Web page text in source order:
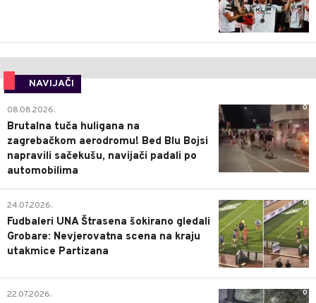
NAVIJAČI
0
08.08.2026.
Brutalna tuča huligana na
zagrebačkom aerodromu! Bed Blu Bojsi
napravili sačekušu, navijači padali po
automobilima
0
24.07.2026.
Fudbaleri UNA Štrasena šokirano gledali
Grobare: Nevjerovatna scena na kraju
utakmice Partizana
0
22.07.2026.